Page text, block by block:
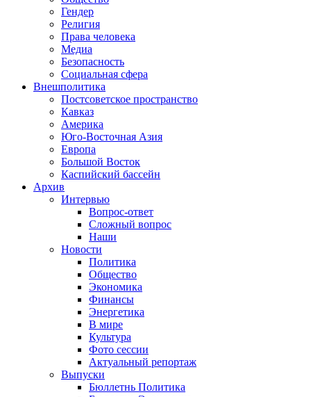
Гендер
Религия
Права человека
Медиа
Безопасность
Социальная сфера
Внешполитика
Постсоветское пространство
Кавказ
Америка
Юго-Восточная Азия
Европа
Большой Восток
Каспийский бассейн
Архив
Интервью
Вопрос-ответ
Сложный вопрос
Наши
Новости
Политика
Общество
Экономика
Финансы
Энергетика
В мире
Культура
Фото сессии
Актуальный репортаж
Выпуски
Бюллетнь Политика